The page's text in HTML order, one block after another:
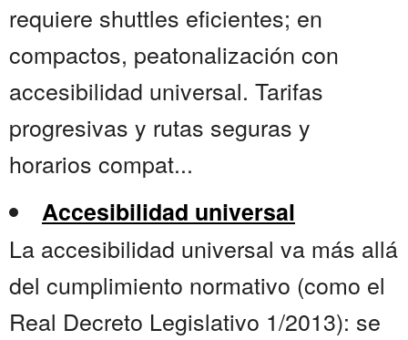
requiere shuttles eficientes; en
compactos, peatonalización con
accesibilidad universal. Tarifas
progresivas y rutas seguras y
horarios compat...
Accesibilidad universal
La accesibilidad universal va más allá
del cumplimiento normativo (como el
Real Decreto Legislativo 1/2013): se